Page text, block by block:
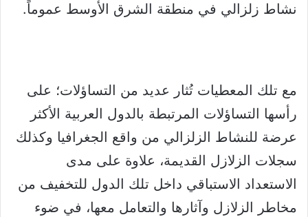
نشاط زلزالي في منطقة الشرق الأوسط عموماً.
مع تلك المعطيات تُثار عديد من التساؤلات؛ على
رأسها التساؤلات المرتبطة بالدول العربية الأكثر
عرضة للنشاط الزلزالي من واقع الجغرافيا وكذلك
سجلات الزلازل القديمة، علاوة على مدى
الاستعداد الاستباقي داخل تلك الدول للتخفيف من
مخاطر الزلازل وآثارها والتعامل معها، في ضوء